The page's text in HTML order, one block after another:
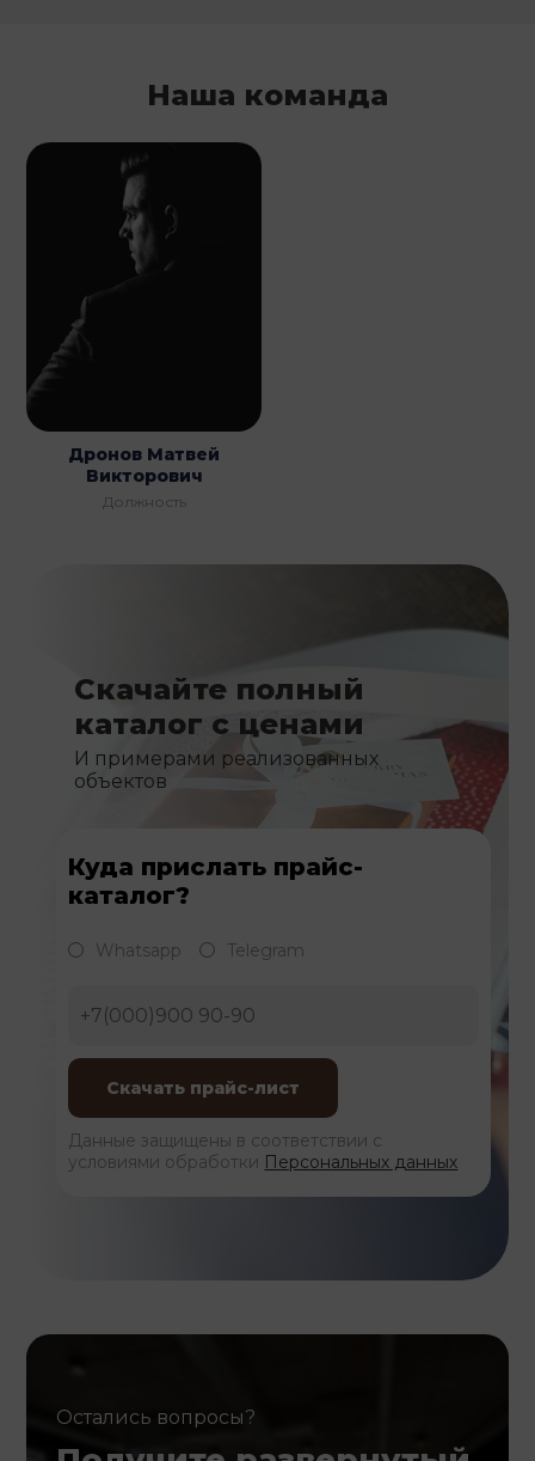
Наша команда
Дронов Матвей
Викторович
Должность
Скачайте полный
каталог с ценами
И примерами реализованных
объектов
Куда прислать прайс-
каталог?
Whatsapp Telegram
Данные защищены в соответствии с
условиями обработки Персональных данных
Остались вопросы?